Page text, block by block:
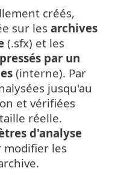
créés,
sur les archives
(.sfx) et les
par un
(interne). Par
jusqu'au
et vérifiées
réelle.
d'analyse
modifier les